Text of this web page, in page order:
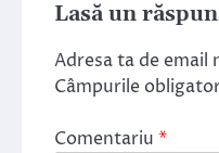
Lasă un
Adresa ta de email
Câmpurile
Comentariu *